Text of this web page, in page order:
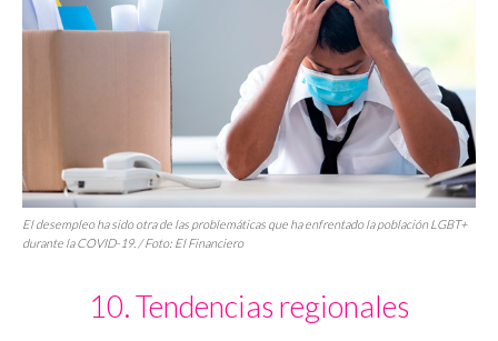
El desempleo ha sido otra de las problemáticas que ha enfrentado la población LGBT+
durante la COVID-19. / Foto: El Financiero
10. Tendencias regionales